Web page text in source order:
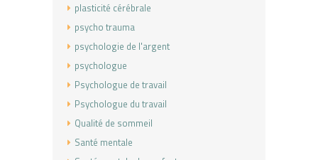
plasticité cérébrale
psycho trauma
psychologie de l'argent
psychologue
Psychologue de travail
Psychologue du travail
Qualité de sommeil
Santé mentale